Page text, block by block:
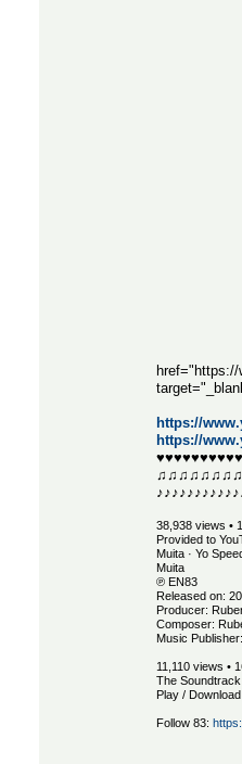
https://
https://
38,938 views •
Provided to
Muita · Yo
Muita
℗ EN83
Released on:
Producer:
Composer:
Music
11,110 views •
The
Play /
Follow 83: